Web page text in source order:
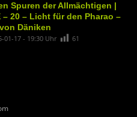
Spuren der Allmächtigen |
– 20 – Licht für den Pharao –
Däniken
01-17 - 19:30 Uhr 61